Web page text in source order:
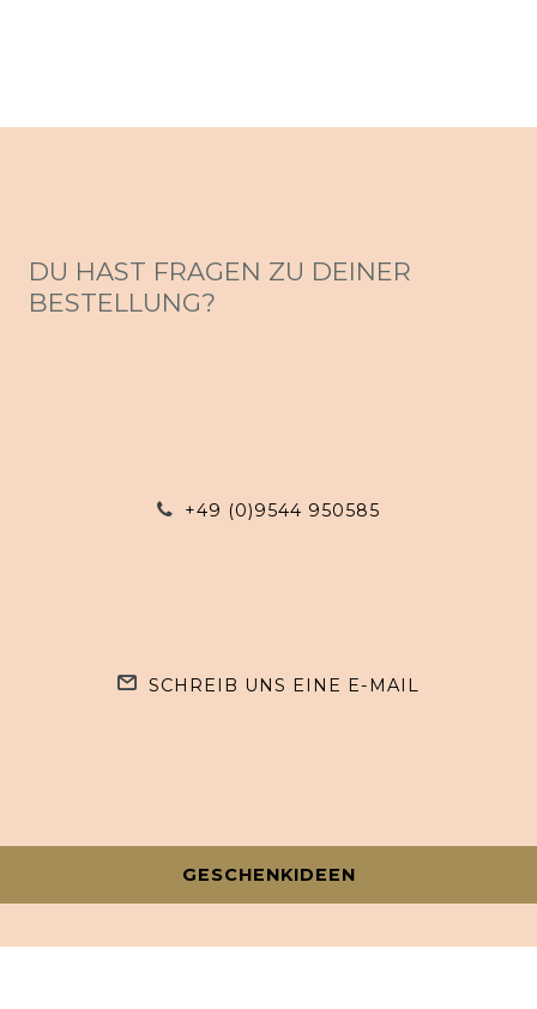
DU HAST FRAGEN ZU DEINER
BESTELLUNG?
+49 (0)9544 950585
SCHREIB UNS EINE E-MAIL
GESCHENKIDEEN